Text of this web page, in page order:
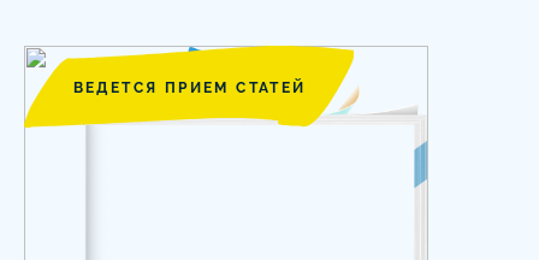
ВЕДЕТСЯ ПРИЕМ СТАТЕЙ